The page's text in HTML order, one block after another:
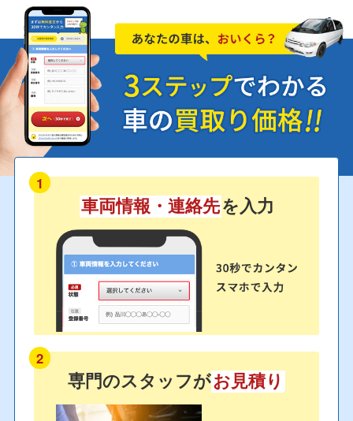
1
車両情報・連絡先を入力
2
専門のスタッフがお見積り